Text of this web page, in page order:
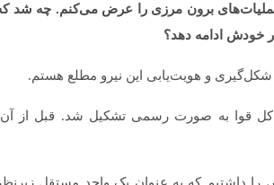
عملیات­‌های برون مرزی را عرض می‌­کنم. چه شد
خودش ادامه دهد؟
و هویت‌­یابی این نیرو مطلع هستم.
و فرماندهی کل قوا به صورت رسمی تشکیل شد. قبل از
را داشتیم که به عنوان یک واحد مستقل